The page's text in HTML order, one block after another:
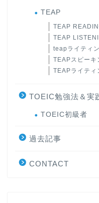
TEAP
TEAP
TEAP
teapライティ
TEAPスピーキ
TEAPライティ
TOEIC勉強法＆実
TOEIC初級者
過去記事
CONTACT